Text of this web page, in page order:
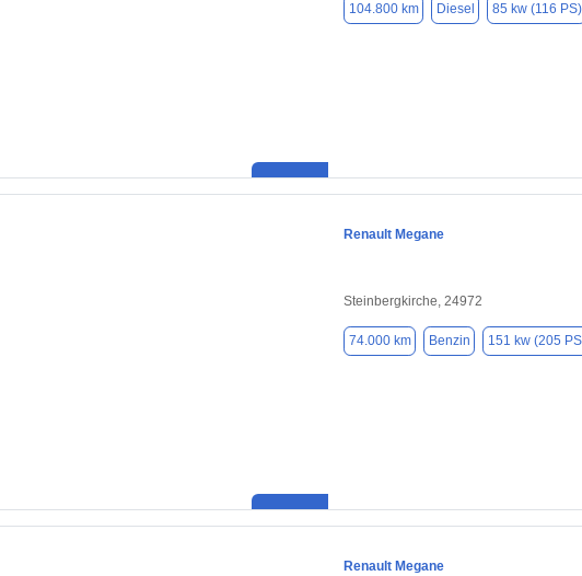
104.800 km Diesel 85 kw (116 PS)
Renault Megane
Steinbergkirche, 24972
74.000 km Benzin 151 kw (205
Renault Megane